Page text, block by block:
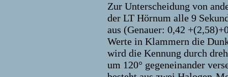
Zur Unterscheidung von
der LT Hörnum alle 9
aus (Genauer: 0,42
Werte in Klammern die
wird die Kennung durch
um 120° gegeneinander